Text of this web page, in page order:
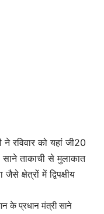
ने रविवार को यहां जी20
ताकाची से मुलाकात
क्षेत्रों में द्विपक्षीय
के प्रधान मंत्री साने